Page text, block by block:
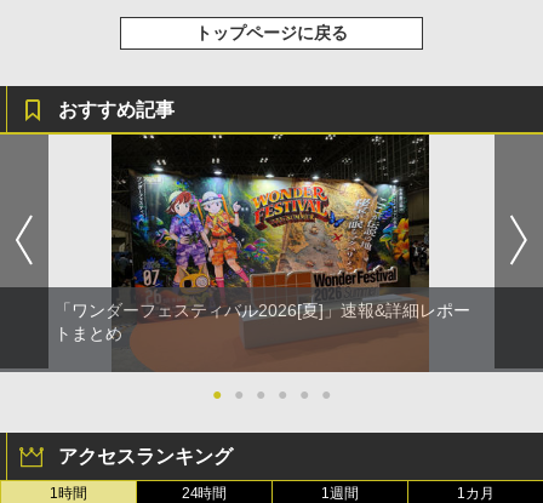
トップページに戻る
おすすめ記事
「ワンダーフェスティバル2026[夏]」速報&詳細レポー
トまとめ
● ● ● ● ● ●
アクセスランキング
1時間 24時間 1週間 1カ月